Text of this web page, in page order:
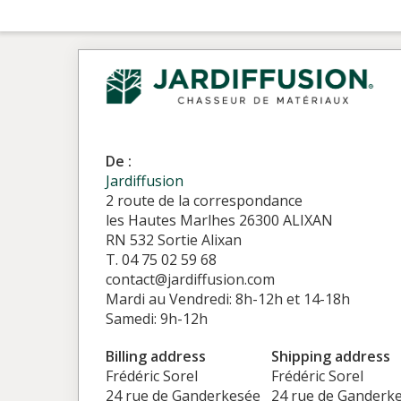
De :
Jardiffusion
2 route de la correspondance
les Hautes Marlhes 26300 ALIXAN
RN 532 Sortie Alixan
T. 04 75 02 59 68
contact@jardiffusion.com
Mardi au Vendredi: 8h-12h et 14-18h
Samedi: 9h-12h
Billing address
Frédéric Sorel
24 rue de Ganderkesée
Shipping address
Frédéric Sorel
24 rue de